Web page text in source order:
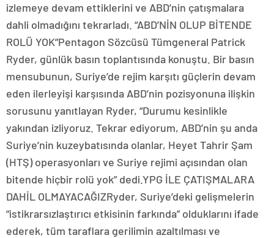
izlemeye devam ettiklerini ve ABD’nin çatışmalara
dahli olmadığını tekrarladı. “ABD’NİN OLUP BİTENDE
ROLÜ YOK”Pentagon Sözcüsü Tümgeneral Patrick
Ryder, günlük basın toplantısında konuştu. Bir basın
mensubunun, Suriye’de rejim karşıtı güçlerin devam
eden ilerleyişi karşısında ABD’nin pozisyonuna ilişkin
sorusunu yanıtlayan Ryder, “Durumu kesinlikle
yakından izliyoruz. Tekrar ediyorum, ABD’nin şu anda
Suriye’nin kuzeybatısında olanlar, Heyet Tahrir Şam
(HTŞ) operasyonları ve Suriye rejimi açısından olan
bitende hiçbir rolü yok” dedi.YPG İLE ÇATIŞMALARA
DAHİL OLMAYACAĞIZRyder, Suriye’deki gelişmelerin
“istikrarsızlaştırıcı etkisinin farkında” olduklarını ifade
ederek, tüm taraflara gerilimin azaltılması ve